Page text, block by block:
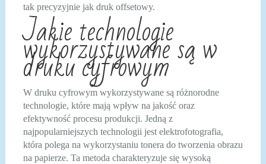
tak precyzyjnie jak druk offsetowy.
Jakie technologie
wykorzystywane są w
druku cyfrowym
W druku cyfrowym wykorzystywane są różnorodne
technologie, które mają wpływ na jakość oraz
efektywność procesu produkcji. Jedną z
najpopularniejszych technologii jest elektrofotografia,
która polega na wykorzystaniu tonera do tworzenia obrazu
na papierze. Ta metoda charakteryzuje się wysoką